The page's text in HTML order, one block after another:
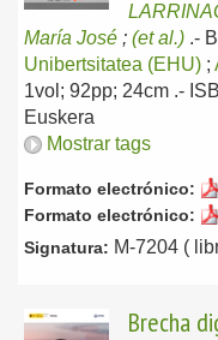
María José ; (et al.) .-
Unibertsitatea (EHU) ;
1vol; 92pp; 24cm .-
Euskera
Mostrar tags
Formato electrónico:
Formato electrónico:
Signatura: M-7204 (
Brecha